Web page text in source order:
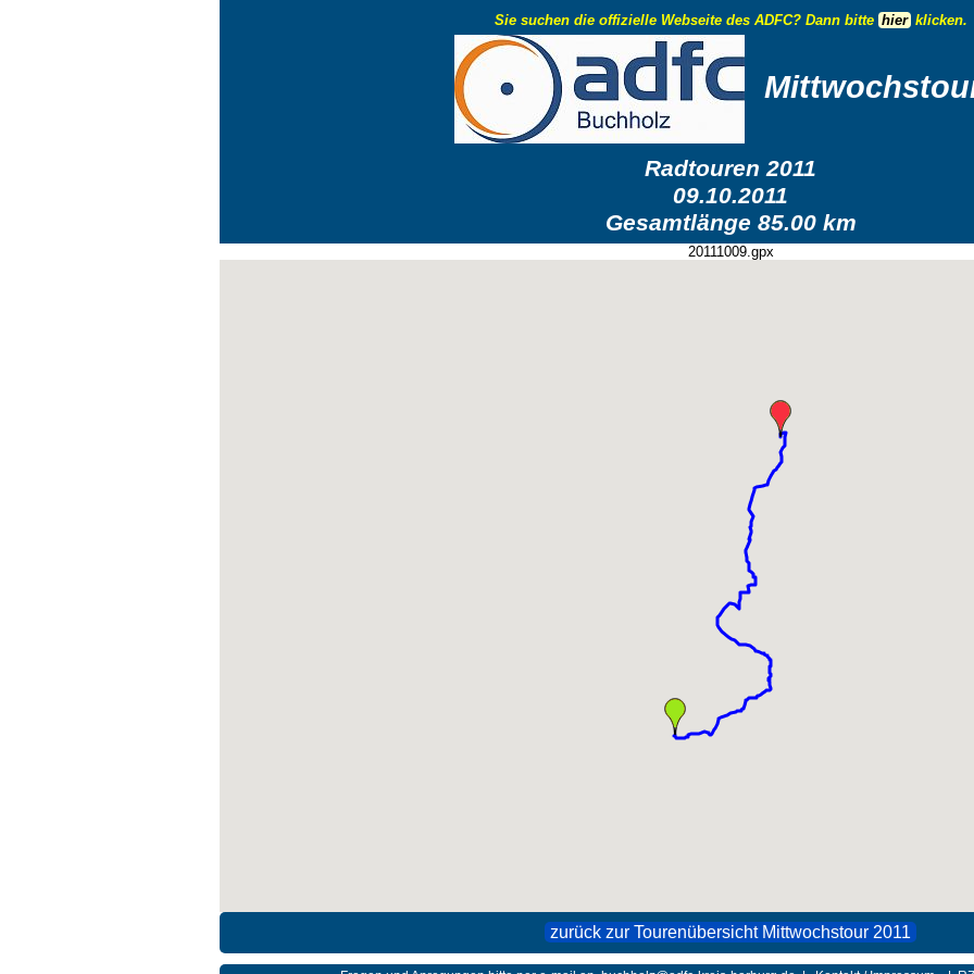
Sie suchen die offizielle Webseite des ADFC? Dann bitte hier klicken.
Radtouren 2011
09.10.2011
Gesamtlänge 85.00 km
20111009.gpx
zurück zur Tourenübersicht Mittwochstour 2011